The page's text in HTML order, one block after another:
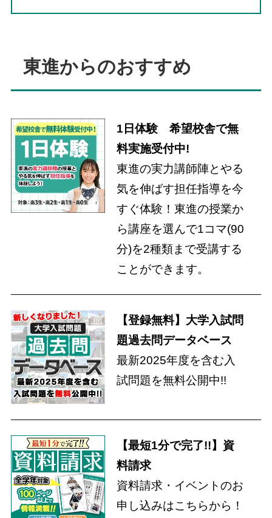
東進からのおすすめ
1日体験 希望校舎で無
料実施受付中!
東進の実力講師陣とやる
気を伸ばす担任指導を今
すぐ体験！東進の授業か
ら講座を選んで1コマ(90
分)を2種類まで受講する
ことができます。
【登録無料】大学入試問
題過去問データベース
最新2025年度を含む入
試問題を無料公開中!!
【最短1分で完了!!】資
料請求
資料請求・イベントのお
申し込みはこちらから！